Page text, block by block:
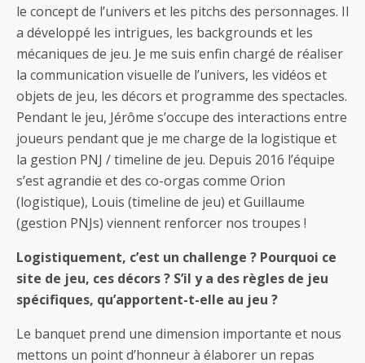
le concept de l’univers et les pitchs des personnages. Il
a développé les intrigues, les backgrounds et les
mécaniques de jeu. Je me suis enfin chargé de réaliser
la communication visuelle de l’univers, les vidéos et
objets de jeu, les décors et programme des spectacles.
Pendant le jeu, Jérôme s’occupe des interactions entre
joueurs pendant que je me charge de la logistique et
la gestion PNJ / timeline de jeu. Depuis 2016 l’équipe
s’est agrandie et des co-orgas comme Orion
(logistique), Louis (timeline de jeu) et Guillaume
(gestion PNJs) viennent renforcer nos troupes !
Logistiquement, c’est un challenge ? Pourquoi ce
site de jeu, ces décors ? S’il y a des règles de jeu
spécifiques, qu’apportent-t-elle au jeu ?
Le banquet prend une dimension importante et nous
mettons un point d’honneur à élaborer un repas